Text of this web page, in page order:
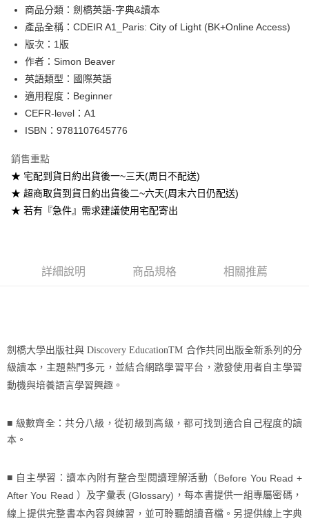
Google Pay
ATM付款
運送方式
付款後全家取貨
7-11取貨付款
每筆NT$60
宅配-台灣本島
商品分類：劍橋英語-字典&讀本
產品全稱：CDEIR A1_Paris: City of Light (BK+Online Access)
版次：1版
作者：Simon Beaver
英語類型：國際英語
適用程度：Beginner
CEFR-level：A1
ISBN：9781107645776
銷售重點
★ 宅配到貨日約出貨後一~三天(周日不配送)
★ 超商取貨到貨日約出貨後二~六天(周末六日仍配送)
★ 若有『急件』需求建議使用宅配寄出
詳細說明 商品規格 相關推薦
劍橋大學出版社與 Discovery EducationTM 合作共同出版全新系列的分
級讀本，主題熱門多元，並結合網路學習平台，激發使用者自主學習
動機與培養語言學習興趣。
■ 級數齊全：共分八級，從初級到高級，都可找到適合自己程度的讀
本。
■ 自主學習：讀本內附有整合型閱讀理解活動（Before You Read +
After You Read ）及字彙表 (Glossary) ，每本書提供一組專屬密碼，
線上提供完整書本內容與練習，並可聆聽朗讀音檔。另提供線上字典